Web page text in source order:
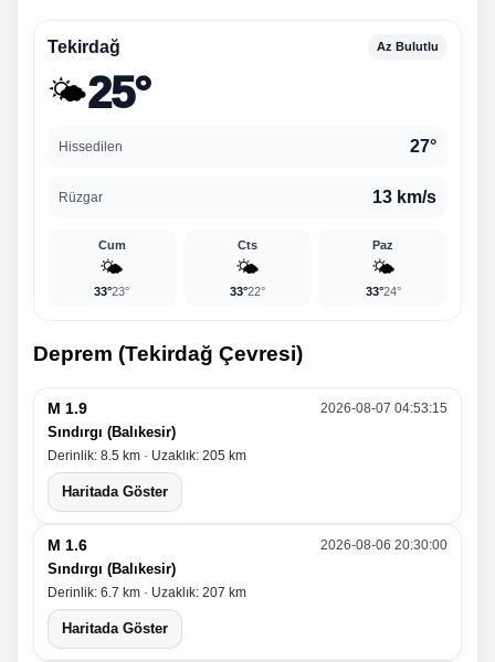
Tekirdağ Az Bulutlu
🌤️25°
Hissedilen 27°
Rüzgar 13 km/s
Cum
🌤️
33°23°
Cts
🌤️
33°22°
Paz
🌤️
33°24°
Deprem (Tekirdağ Çevresi)
M 1.9 2026-08-07 04:53:15
Sındırgı (Balıkesir)
Derinlik: 8.5 km · Uzaklık: 205 km
Haritada Göster
M 1.6 2026-08-06 20:30:00
Sındırgı (Balıkesir)
Derinlik: 6.7 km · Uzaklık: 207 km
Haritada Göster